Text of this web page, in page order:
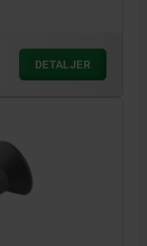
DETALJER